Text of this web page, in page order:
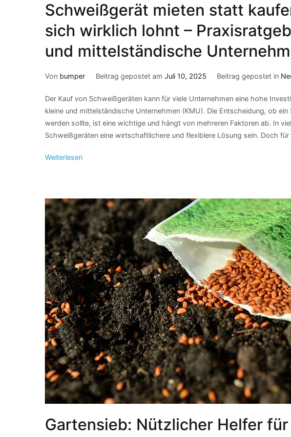
Schweißgerät mieten statt
sich wirklich lohnt –
und mittelständische
Von bumper Beitrag gepostet am Juli 10, 2025 Beitrag gepostet in
Der Kauf von Schweißgeräten kann für viele Unternehmen eine hohe
kleine und mittelständische Unternehmen (KMU). Die Entscheidung, ob
werden sollte, ist eine wichtige und hängt von mehreren Faktoren ab. In
Schweißgeräten eine wirtschaftlichere und flexiblere Lösung sein. Doch
Weiterlesen
Gartensieb: Nützlicher Helfer